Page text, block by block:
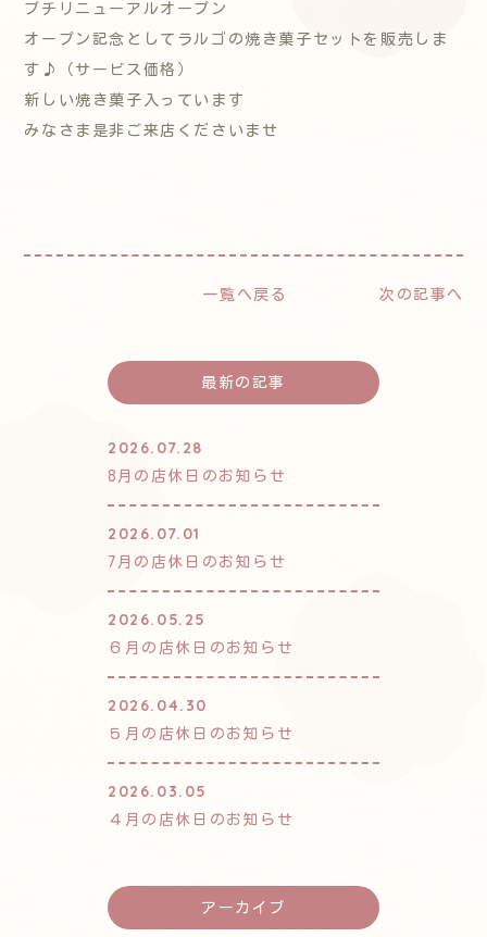
プチリニューアルオープン
オープン記念としてラルゴの焼き菓子セットを販売しま
す♪（サービス価格）
新しい焼き菓子入っています
みなさま是非ご来店くださいませ
一覧へ戻る 次の記事へ
最新の記事
2026.07.28
8月の店休日のお知らせ
2026.07.01
7月の店休日のお知らせ
2026.05.25
６月の店休日のお知らせ
2026.04.30
５月の店休日のお知らせ
2026.03.05
４月の店休日のお知らせ
アーカイブ